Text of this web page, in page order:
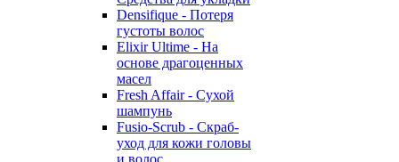
Densifique - Потеря
густоты волос
Elixir Ultime - На
основе драгоценных
масел
Fresh Affair - Сухой
шампунь
Fusio-Scrub - Скраб-
уход для кожи головы
и волос